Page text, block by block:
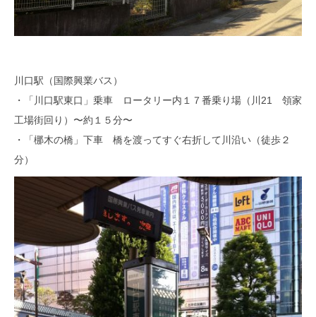
川口駅（国際興業バス）
・「川口駅東口」乗車 ロータリー内１７番乗り場（川21 領家
工場街回り）〜約１５分〜
・「梛木の橋」下車 橋を渡ってすぐ右折して川沿い（徒歩２
分）